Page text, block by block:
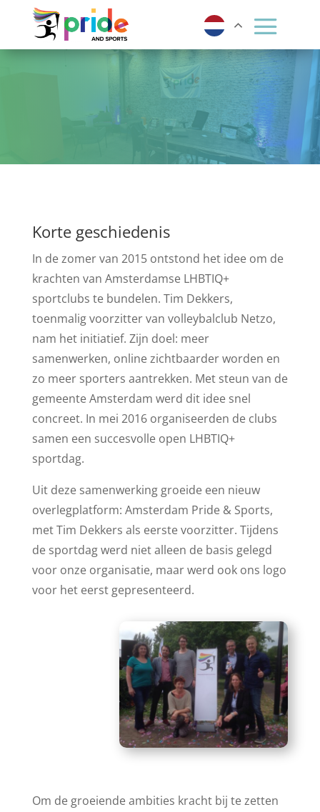
Korte geschiedenis
In de zomer van 2015 ontstond het idee om de
krachten van Amsterdamse LHBTIQ+
sportclubs te bundelen. Tim Dekkers,
toenmalig voorzitter van volleybalclub Netzo,
nam het initiatief. Zijn doel: meer
samenwerken, online zichtbaarder worden en
zo meer sporters aantrekken. Met steun van de
gemeente Amsterdam werd dit idee snel
concreet. In mei 2016 organiseerden de clubs
samen een succesvolle open LHBTIQ+
sportdag.
Uit deze samenwerking groeide een nieuw
overlegplatform: Amsterdam Pride & Sports,
met Tim Dekkers als eerste voorzitter. Tijdens
de sportdag werd niet alleen de basis gelegd
voor onze organisatie, maar werd ook ons logo
voor het eerst gepresenteerd.
Om de groeiende ambities kracht bij te zetten